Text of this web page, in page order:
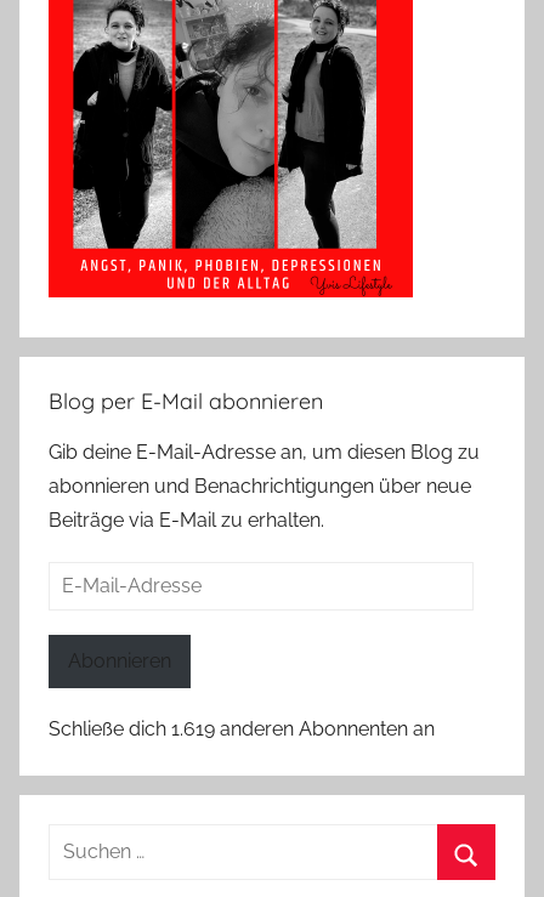
Blog per E-Mail abonnieren
Gib deine E-Mail-Adresse an, um diesen Blog zu
abonnieren und Benachrichtigungen über neue
Beiträge via E-Mail zu erhalten.
E-
Abonnieren
Schließe dich 1.619 anderen Abonnenten an
Suchen